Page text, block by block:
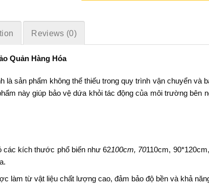
Reviews (0)
Quản Hàng Hóa
là sản phẩm không thể thiếu trong quy trình vận chuyển và
này giúp bảo vệ dứa khỏi tác động của môi trường bên
kích thước phổ biến như 62100cm, 70110cm,
làm từ vật liệu chất lượng cao, đảm bảo độ bền và khả